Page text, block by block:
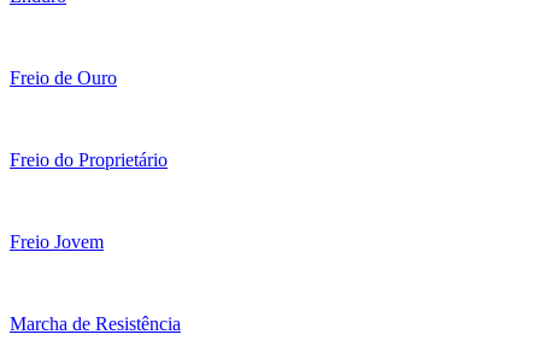
Freio de Ouro
Freio do Proprietário
Freio Jovem
Marcha de Resistência